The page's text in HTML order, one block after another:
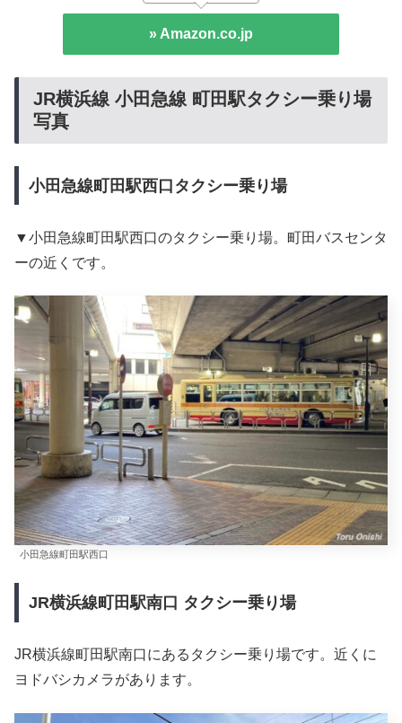
» Amazon.co.jp
JR横浜線 小田急線 町田駅タクシー乗り場
写真
小田急線町田駅西口タクシー乗り場
▼小田急線町田駅西口のタクシー乗り場。町田バスセンタ
ーの近くです。
小田急線町田駅西口
JR横浜線町田駅南口 タクシー乗り場
JR横浜線町田駅南口にあるタクシー乗り場です。近くに
ヨドバシカメラがあります。